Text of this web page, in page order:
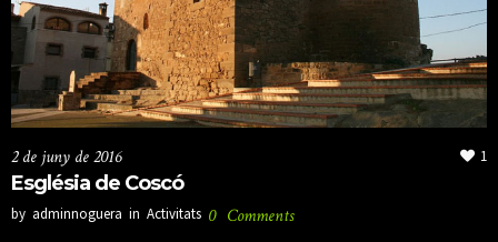
2 de juny de 2016 1
Església de Coscó
by adminnoguera in Activitats 0 Comments